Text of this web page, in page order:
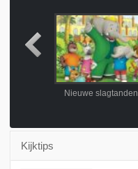
Nieuwe slagtanden
Kijktips